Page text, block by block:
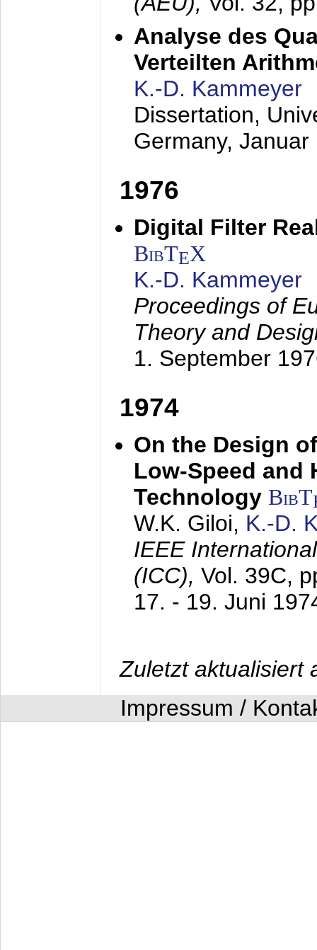
Analyse des
Verteilten
K.-D. Kammeyer
Dissertation,
Germany, Januar
1976
Digital Filter
BibTEX
K.-D. Kammeyer
Proceedings of
Theory and
1. September
1974
On the Design
Low-Speed and
Technology BibT
W.K. Giloi, K.-D.
IEEE
(ICC), Vol. 39C,
17. - 19. Juni
Zuletzt aktualisiert
Impressum /